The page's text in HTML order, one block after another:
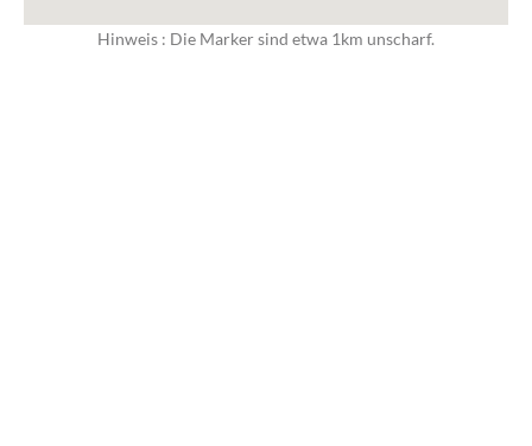
Hinweis : Die Marker sind etwa 1km unscharf.